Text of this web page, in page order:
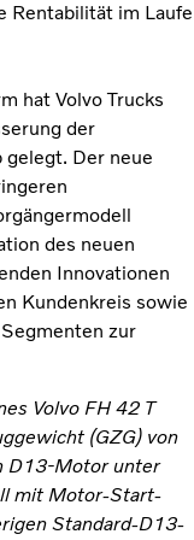
Rentabilität im Laufe
hat Volvo Trucks
der
Der neue
des neuen
Innovationen
Kundenkreis sowie
zur
Volvo FH 42 T
(GZG) von
D13-Motor unter
mit Motor-Start-
Standard-D13-